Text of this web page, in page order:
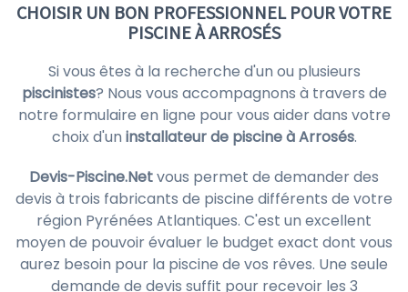
CHOISIR UN BON PROFESSIONNEL POUR VOTRE
PISCINE À ARROSÉS
Si vous êtes à la recherche d'un ou plusieurs
piscinistes? Nous vous accompagnons à travers de
notre formulaire en ligne pour vous aider dans votre
choix d'un installateur de piscine à Arrosés.
Devis-Piscine.Netvous permet de demander des
devis à trois fabricants de piscine différents de votre
région Pyrénées Atlantiques. C'est un excellent
moyen de pouvoir évaluer le budget exact dont vous
aurez besoin pour la piscine de vos rêves. Une seule
demande de devis suffit pour recevoir les 3